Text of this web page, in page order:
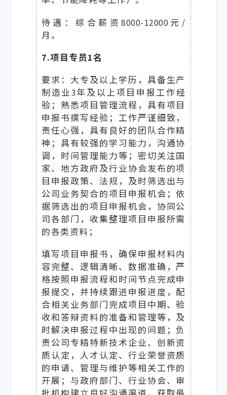
待遇：综合薪资8000-12000元/
月。
7.项目专员1名
要求：大专及以上学历，具备生产
制造业3年及以上项目申报工作经
验；熟悉项目管理流程，具有项目
申报书撰写经验；工作严谨细致，
责任心强，具有良好的团队合作精
神；具有较强的学习能力，沟通协
调，时间管理能力等；密切关注国
家、地方政府及行业协会发布的项
目申报政策、法规，及时筛选出与
公司业务契合的项目申报机会；依
据筛选出的项目申报机会，协同公
司各部门，收集整理项目申报所需
的各类资料；
填写项目申报书，确保申报材料内
容完整、逻辑清晰、数据准确，严
格按照申报流程和时间节点完成申
报提交，并持续跟进申报进度，配
合相关业务部门完成项目中期、验
收和答辩资料的准备和管理等，及
时解决申报过程中出现的问题；负
责公司专精特新技术企业、创新资
质认定，人才认定、行业荣誉资质
的申请、管理与维护等相关工作的
开展；与政府部门、行业协会、审